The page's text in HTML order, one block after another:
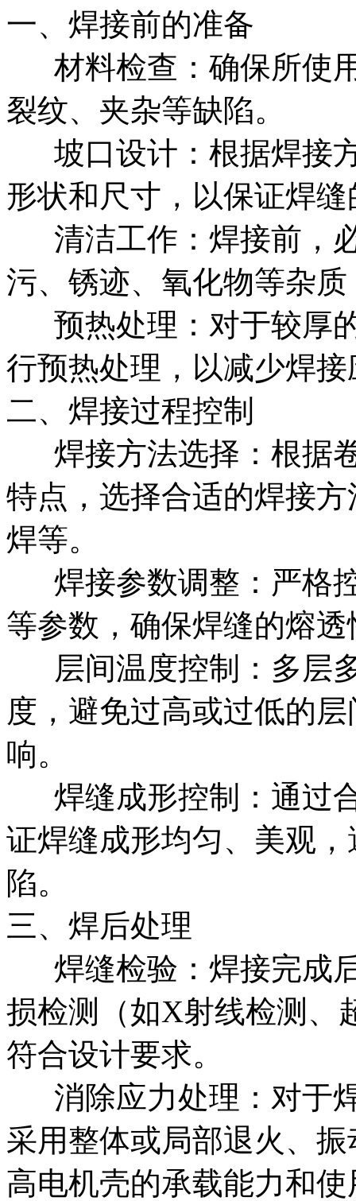
一、焊接前的准备
材料检查‌：确保所使
裂纹、夹杂等缺陷。
坡口设计‌：根据焊接
形状和尺寸，以保证焊
清洁工作‌：焊接前，
污、锈迹、氧化物等杂
预热处理‌：对于较厚
行预热处理，以减少焊
二、焊接过程控制
焊接方法选择‌：根据
特点，选择合适的焊接
焊等。
焊接参数调整‌：严格
等参数，确保焊缝的熔
层间温度控制‌：多层
度，避免过高或过低的
响。
焊缝成形控制‌：通过
证焊缝成形均匀、美观
陷。
三、焊后处理
焊缝检验‌：焊接完成
损检测（如X射线检测、
符合设计要求。
消除应力处理‌：对于
采用整体或局部退火、
高电机壳的承载能力和